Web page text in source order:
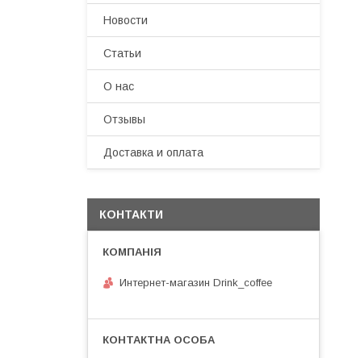
Новости
Статьи
О нас
Отзывы
Доставка и оплата
КОНТАКТИ
Интернет-магазин Drink_coffee